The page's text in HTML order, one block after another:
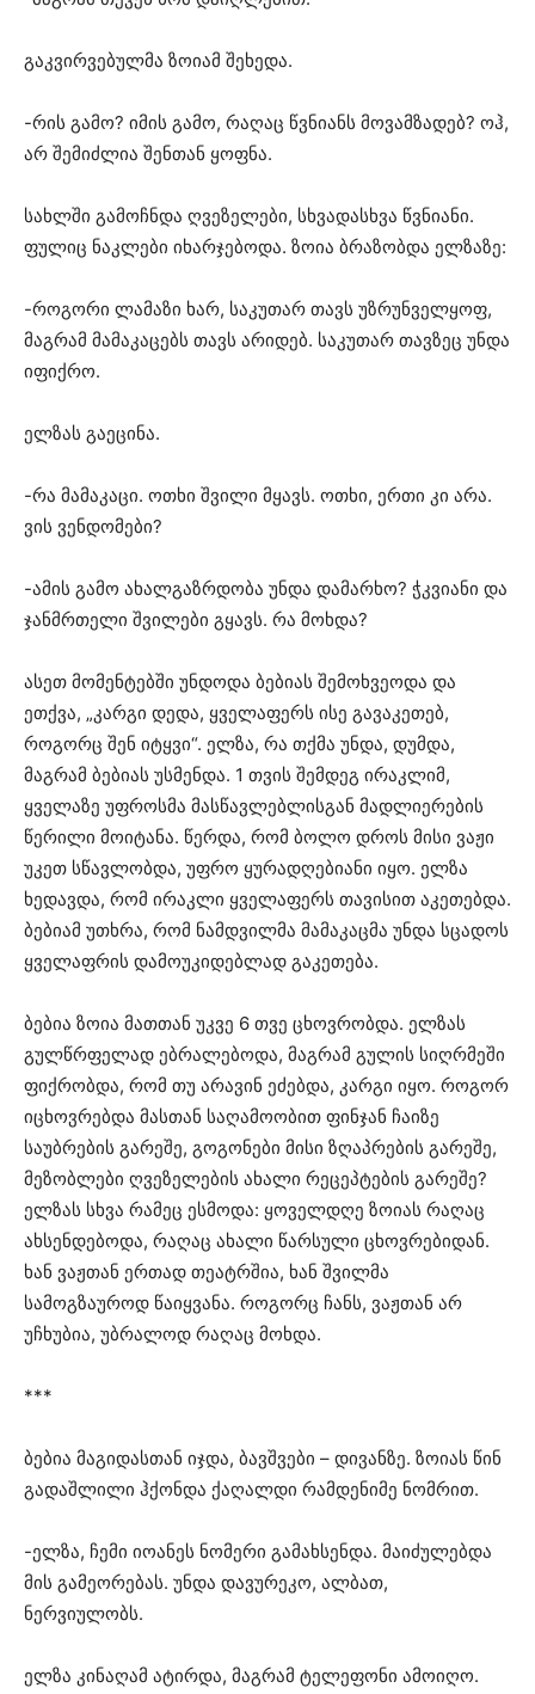
გაკვირვებულმა ზოიამ შეხედა.
-რის გამო? იმის გამო, რაღაც წვნიანს მოვამზადებ? ოჰ,
არ შემიძლია შენთან ყოფნა.
სახლში გამოჩნდა ღვეზელები, სხვადასხვა წვნიანი.
ფულიც ნაკლები იხარჯებოდა. ზოია ბრაზობდა ელზაზე:
-როგორი ლამაზი ხარ, საკუთარ თავს უზრუნველყოფ,
მაგრამ მამაკაცებს თავს არიდებ. საკუთარ თავზეც უნდა
იფიქრო.
ელზას გაეცინა.
-რა მამაკაცი. ოთხი შვილი მყავს. ოთხი, ერთი კი არა.
ვის ვენდომები?
-ამის გამო ახალგაზრდობა უნდა დამარხო? ჭკვიანი და
ჯანმრთელი შვილები გყავს. რა მოხდა?
ასეთ მომენტებში უნდოდა ბებიას შემოხვეოდა და
ეთქვა, „კარგი დედა, ყველაფერს ისე გავაკეთებ,
როგორც შენ იტყვი“. ელზა, რა თქმა უნდა, დუმდა,
მაგრამ ბებიას უსმენდა. 1 თვის შემდეგ ირაკლიმ,
ყველაზე უფროსმა მასწავლებლისგან მადლიერების
წერილი მოიტანა. წერდა, რომ ბოლო დროს მისი ვაჟი
უკეთ სწავლობდა, უფრო ყურადღებიანი იყო. ელზა
ხედავდა, რომ ირაკლი ყველაფერს თავისით აკეთებდა.
ბებიამ უთხრა, რომ ნამდვილმა მამაკაცმა უნდა სცადოს
ყველაფრის დამოუკიდებლად გაკეთება.
ბებია ზოია მათთან უკვე 6 თვე ცხოვრობდა. ელზას
გულწრფელად ებრალებოდა, მაგრამ გულის სიღრმეში
ფიქრობდა, რომ თუ არავინ ეძებდა, კარგი იყო. როგორ
იცხოვრებდა მასთან საღამოობით ფინჯან ჩაიზე
საუბრების გარეშე, გოგონები მისი ზღაპრების გარეშე,
მეზობლები ღვეზელების ახალი რეცეპტების გარეშე?
ელზას სხვა რამეც ესმოდა: ყოველდღე ზოიას რაღაც
ახსენდებოდა, რაღაც ახალი წარსული ცხოვრებიდან.
ხან ვაჟთან ერთად თეატრშია, ხან შვილმა
სამოგზაუროდ წაიყვანა. როგორც ჩანს, ვაჟთან არ
უჩხუბია, უბრალოდ რაღაც მოხდა.
***
ბებია მაგიდასთან იჯდა, ბავშვები – დივანზე. ზოიას წინ
გადაშლილი ჰქონდა ქაღალდი რამდენიმე ნომრით.
-ელზა, ჩემი იოანეს ნომერი გამახსენდა. მაიძულებდა
მის გამეორებას. უნდა დავურეკო, ალბათ,
ნერვიულობს.
ელზა კინაღამ ატირდა, მაგრამ ტელეფონი ამოიღო.